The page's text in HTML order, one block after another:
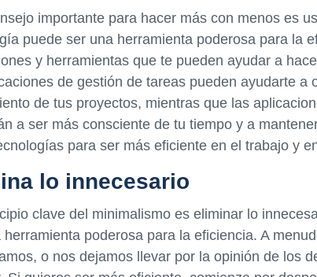
importante para hacer más con menos es
puede ser una herramienta poderosa para la
y herramientas que te pueden ayudar a
de gestión de tareas pueden ayudarte a
de tus proyectos, mientras que las
a ser más consciente de tu tiempo y a
para ser más eficiente en el trabajo y
lo innecesario
clave del minimalismo es eliminar lo
herramienta poderosa para la eficiencia. A
o nos dejamos llevar por la opinión de los